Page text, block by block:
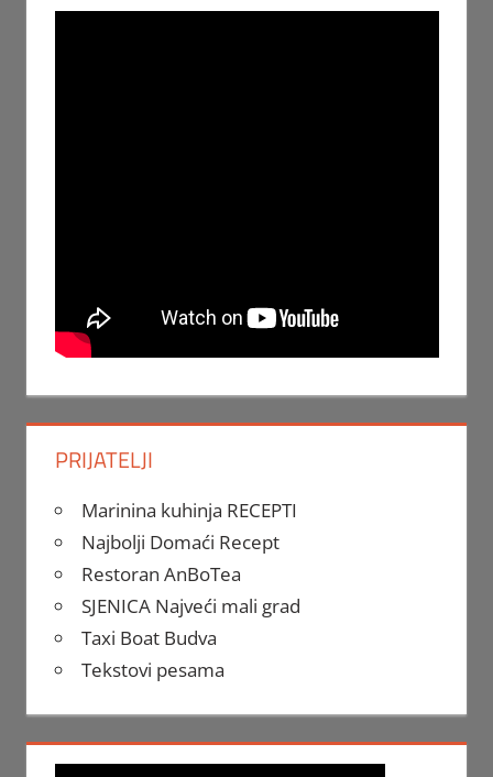
PRIJATELJI
Marinina kuhinja RECEPTI
Najbolji Domaći Recept
Restoran AnBoTea
SJENICA Najveći mali grad
Taxi Boat Budva
Tekstovi pesama